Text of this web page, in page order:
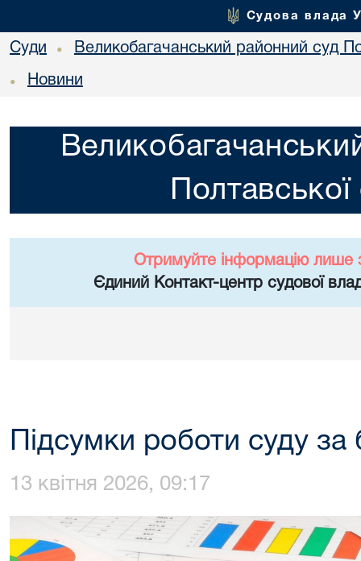
Судова влада
Суди • Великобагачанський районний суд
• Новини
Полтавської
Отримуйте інформацію лише
Єдиний Контакт-центр судової
Підсумки роботи суду
13 квітня 2026, 09:17